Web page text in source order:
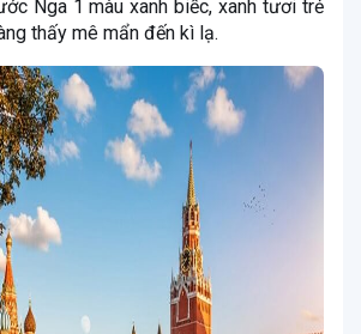
Nga 1 màu xanh biếc, xanh tươi trẻ
thấy mê mẩn đến kì lạ.